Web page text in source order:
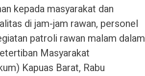
kepada masyarakat dan
di jam-jam rawan, personel
patroli rawan malam dalam
Masyarakat
Kapuas Barat, Rabu